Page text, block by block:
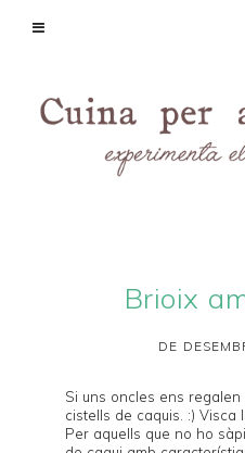
Brioix
DE
Si uns oncles ens regalen
cistells de caquis. :) Visca
Per aquells que no ho